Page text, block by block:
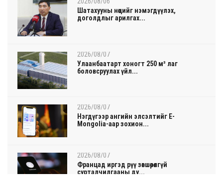
Шатахууны нөөцийг нэмэгдүүлэх,
доголдлыг арилгах...
2026/08/07
Улаанбаатарт хоногт 250 м³ лаг
боловсруулах үйл...
2026/08/07
Нэгдүгээр ангийн элсэлтийг E-
Mongolia-аар зохион...
2026/08/07
Францад иргэд рүү зөвшөөрөлгүй
сурталчилгааны ду...